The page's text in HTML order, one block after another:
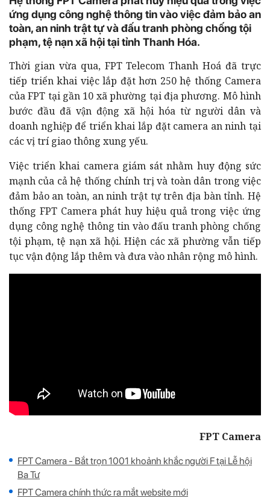
ứng dụng công nghệ thông tin vào việc đảm bảo an
toàn, an ninh trật tự và đấu tranh phòng chống tội
phạm, tệ nạn xã hội tại tỉnh Thanh Hóa.
Thời gian vừa qua, FPT Telecom Thanh Hoá đã trực
tiếp triển khai việc lắp đặt hơn 250 hệ thống Camera
của FPT tại gần 10 xã phường tại địa phương. Mô hình
bước đầu đã vận động xã hội hóa từ người dân và
doanh nghiệp để triển khai lắp đặt camera an ninh tại
các vị trí giao thông xung yếu.
Việc triển khai camera giám sát nhằm huy động sức
mạnh của cả hệ thống chính trị và toàn dân trong việc
đảm bảo an toàn, an ninh trật tự trên địa bàn tỉnh. Hệ
thống FPT Camera phát huy hiệu quả trong việc ứng
dụng công nghệ thông tin vào đấu tranh phòng chống
tội phạm, tệ nạn xã hội.Hiện các xã phường vẫn tiếp
tục vận động lắp thêm và đưa vào nhân rộng mô hình.
FPT Camera
FPT Camera - Bắt trọn 1001 khoảnh khắc người F tại Lễ hội
Ba Tư
FPT Camera chính thức ra mắt website mới